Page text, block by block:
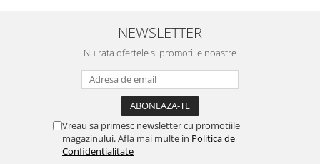
NEWSLETTER
Nu rata ofertele si promotiile noastre
Vreau sa primesc newsletter cu promotiile
magazinului. Afla mai multe in Politica de
Confidentialitate